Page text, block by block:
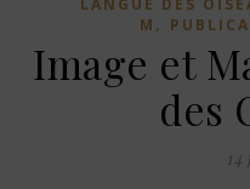
LANGUE DES
M ,
Image et
des